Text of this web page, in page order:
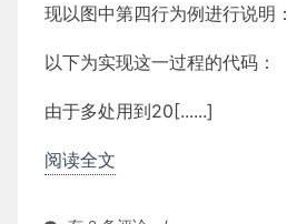
现以图中第四行为例进行说明：
以下为实现这一过程的代码：
由于多处用到20[......]
阅读全文